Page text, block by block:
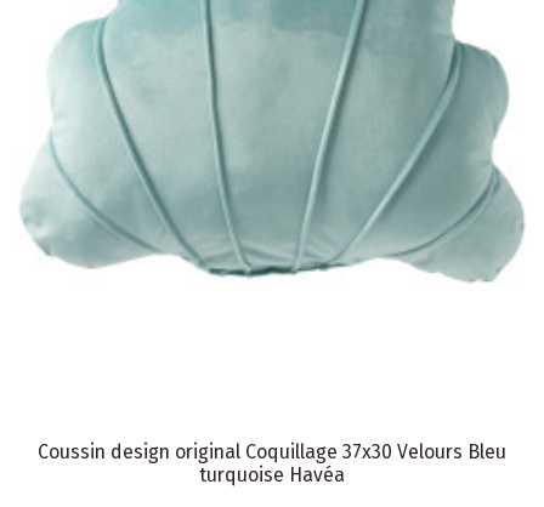
Coussin design original Coquillage 37x30 Velours Bleu
turquoise Havéa